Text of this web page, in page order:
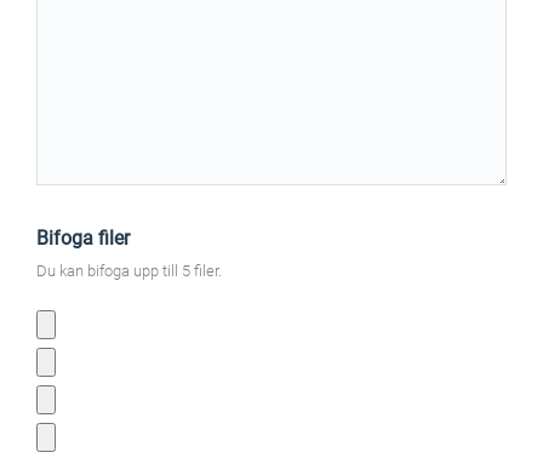
Bifoga filer
Du kan bifoga upp till 5 filer.